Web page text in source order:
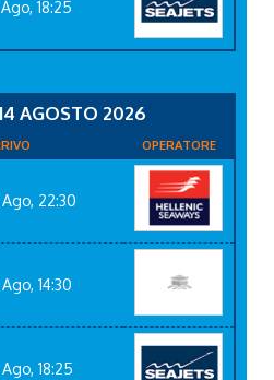
Ago, 18:25
AGOSTO 2026
OPERATORE
Ago, 22:30
Ago, 14:30
Ago, 18:25